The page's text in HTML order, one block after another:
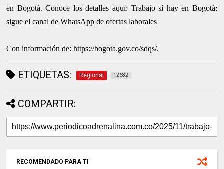
en Bogotá. Conoce los detalles aquí: Trabajo sí hay en Bogotá:
sigue el canal de WhatsApp de ofertas laborales
Con información de: https://bogota.gov.co/sdqs/.
ETIQUETAS: Regional 12682
COMPARTIR:
RECOMENDADO PARA TI